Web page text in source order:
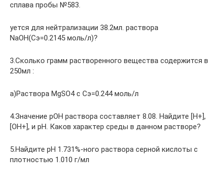
сплава пробы №583.
уется для нейтрализации 38.2мл. раствора
NaOH(Сэ=0.2145 моль/л)?
3.Сколько грамм растворенного вещества содержится в
250мл :
а)Раствора MgSO4 с Сэ=0.244 моль/л
4.Значение pOH раствора составляет 8.08. Найдите [H+],
[OH+], и pH. Каков характер среды в данном растворе?
5.Найдите pH 1.731%-ного раствора серной кислоты с
плотностью 1.010 г/мл